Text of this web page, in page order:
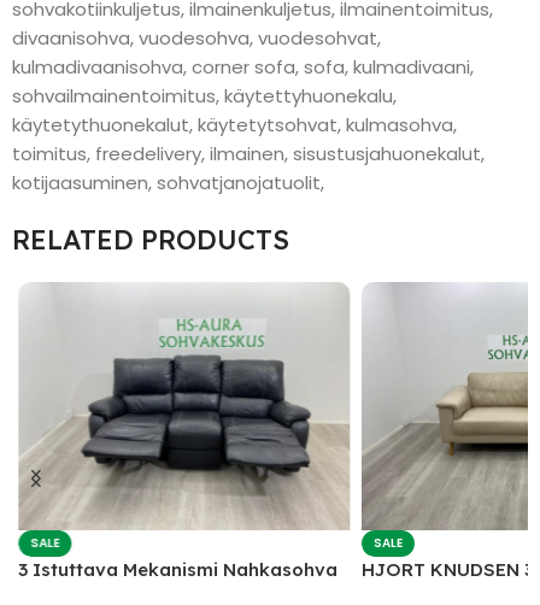
sohvakotiinkuljetus, ilmainenkuljetus, ilmainentoimitus,
divaanisohva, vuodesohva, vuodesohvat,
kulmadivaanisohva, corner sofa, sofa, kulmadivaani,
sohvailmainentoimitus, käytettyhuonekalu,
käytetythuonekalut, käytetytsohvat, kulmasohva,
toimitus, freedelivery, ilmainen, sisustusjahuonekalut,
kotijaasuminen, sohvatjanojatuolit,
RELATED PRODUCTS
SALE
3 Istuttava Mekanismi Nahkasohva
SALE
HJORT KNUDSEN